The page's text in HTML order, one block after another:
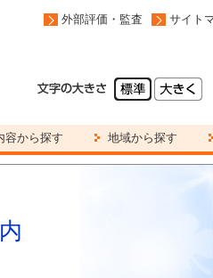
外部評価・監査 サイト
容から探す 地域から探す